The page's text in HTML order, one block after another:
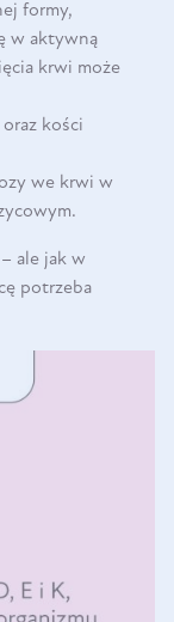
formy,
w aktywną
krwi może
kości
we krwi w
ale jak w
potrzeba